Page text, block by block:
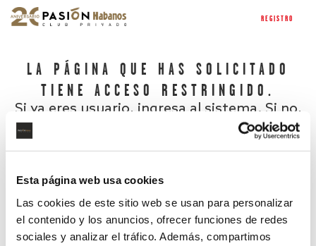
Esta página web usa cookies
Las cookies de este sitio web se usan para personalizar
el contenido y los anuncios, ofrecer funciones de redes
sociales y analizar el tráfico. Además, compartimos
REGISTRO
LA PÁGINA QUE HAS SOLICITADO
TIENE ACCESO RESTRINGIDO.
Si ya eres usuario, ingresa al sistema. Si no,